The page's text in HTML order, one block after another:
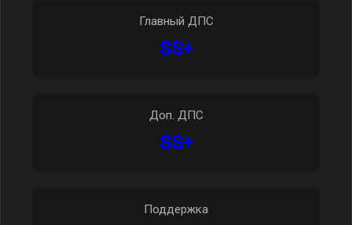
Главный ДПС
SS+
Доп. ДПС
SS+
Поддержка